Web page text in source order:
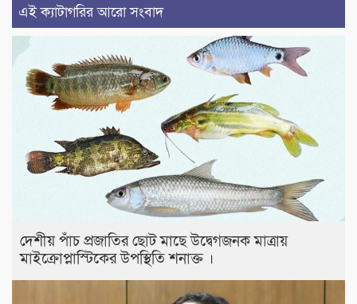
এই ক্যাটাগরির আরো সংবাদ
দেশীয় পাঁচ প্রজাতির ছোট মাছে উদ্বেগজনক মাত্রায়
মাইক্রোপ্লাস্টিকের উপস্থিতি শনাক্ত ।